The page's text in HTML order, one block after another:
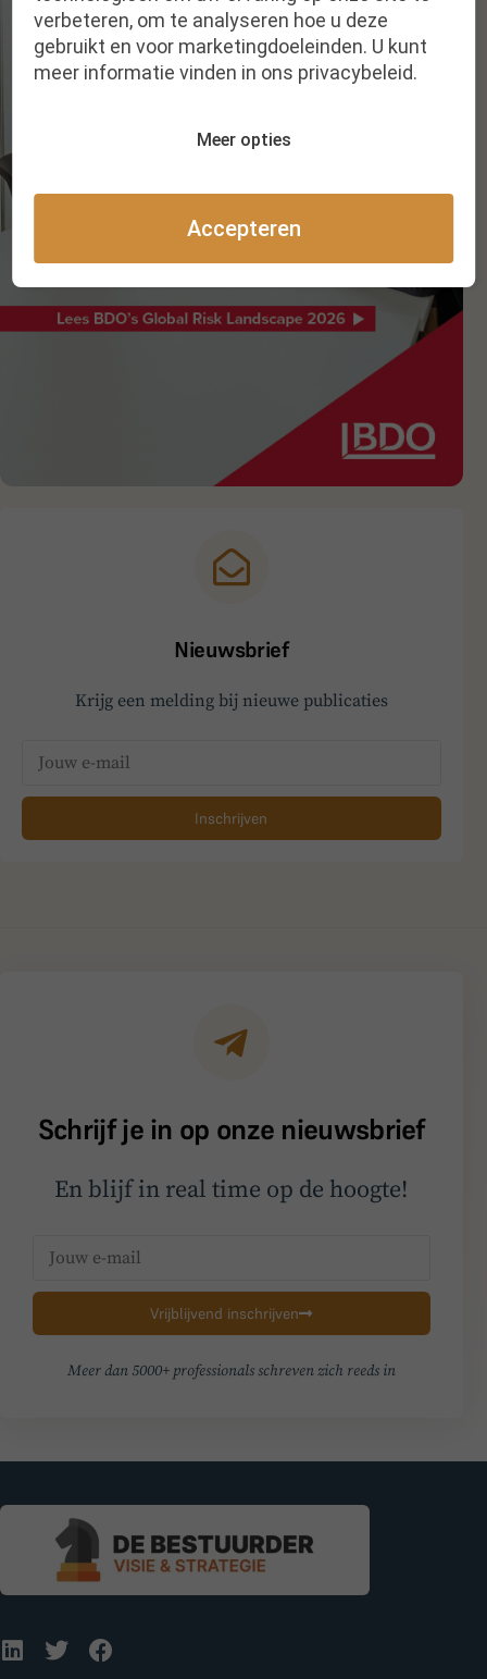
Nieuwsbrief
Krijg een melding bij nieuwe publicaties
Inschrijven
Schrijf je in op onze nieuwsbrief
En blijf in real time op de hoogte!
Vrijblijvend inschrijven
Meer dan 5000+ professionals schreven zich reeds in
verbeteren, om te analyseren hoe u deze
gebruikt en voor marketingdoeleinden. U kunt
meer informatie vinden in ons privacybeleid.
Meer opties
Accepteren